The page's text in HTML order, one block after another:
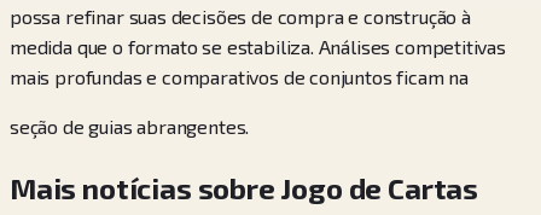
possa refinar suas decisões de compra e construção à
medida que o formato se estabiliza. Análises competitivas
mais profundas e comparativos de conjuntos ficam na
seção de guias abrangentes.
Mais notícias sobre Jogo de Cartas